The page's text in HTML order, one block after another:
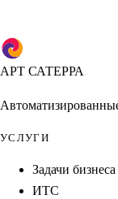
АРТ САТЕРРА
УСЛУГИ
Задачи бизнеса
ИТС